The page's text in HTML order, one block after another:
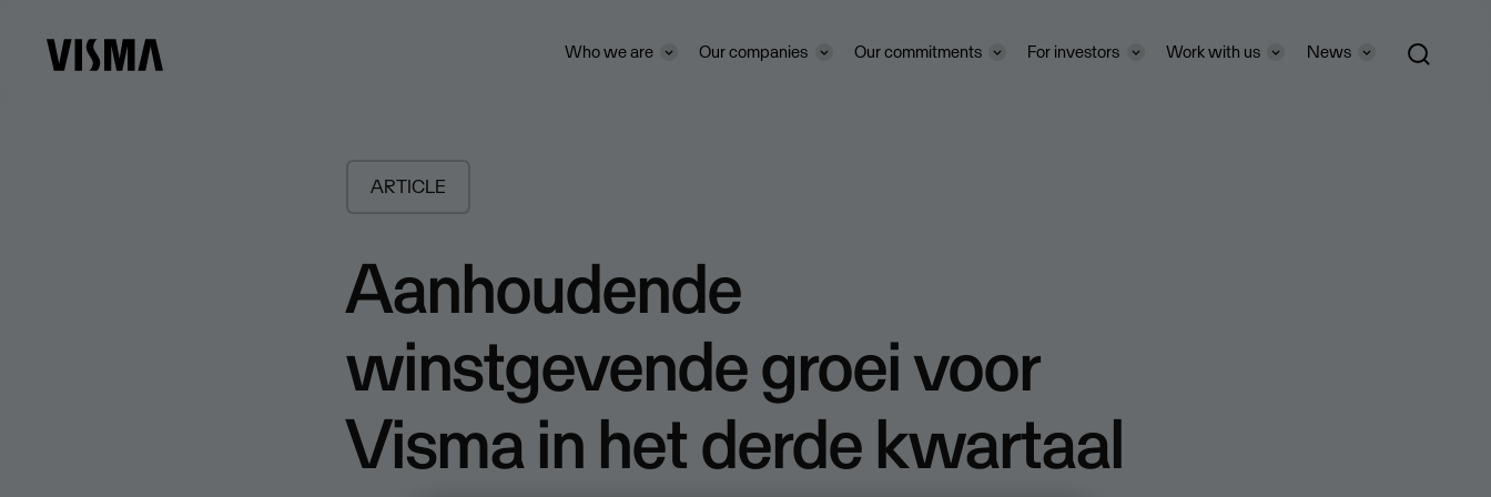
Who we are Our companies Our commitments For investors Work with us News
ARTICLE
Aanhoudende
winstgevende groei voor
Visma in het derde kwartaal